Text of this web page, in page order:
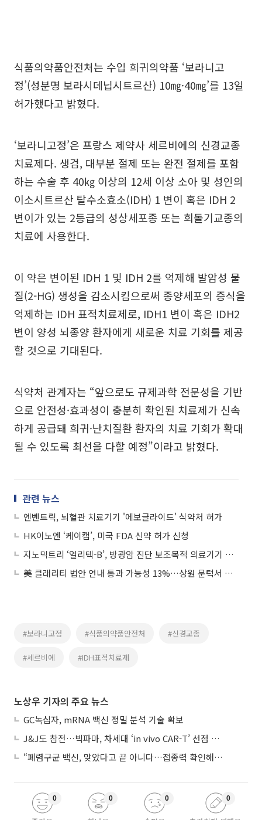
식품의약품안전처는 수입 희귀의약품 ‘보라니고
정’(성분명 보라시데닙시트르산) 10㎎·40㎎’를 13일
허가했다고 밝혔다.
‘보라니고정’은 프랑스 제약사 세르비에의 신경교종
치료제다. 생검, 대부분 절제 또는 완전 절제를 포함
하는 수술 후 40㎏ 이상의 12세 이상 소아 및 성인의
이소시트르산 탈수소효소(IDH) 1 변이 혹은 IDH 2
변이가 있는 2등급의 성상세포종 또는 희돌기교종의
치료에 사용한다.
이 약은 변이된 IDH 1 및 IDH 2를 억제해 발암성 물
질(2-HG) 생성을 감소시킴으로써 종양세포의 증식을
억제하는 IDH 표적치료제로, IDH1 변이 혹은 IDH2
변이 양성 뇌종양 환자에게 새로운 치료 기회를 제공
할 것으로 기대된다.
식약처 관계자는 “앞으로도 규제과학 전문성을 기반
으로 안전성·효과성이 충분히 확인된 치료제가 신속
하게 공급돼 희귀·난치질환 환자의 치료 기회가 확대
될 수 있도록 최선을 다할 예정”이라고 밝혔다.
관련 뉴스
엔벤트릭, 뇌혈관 치료기기 '에보글라이드' 식약처 허가
HK이노엔 ‘케이캡’, 미국 FDA 신약 허가 신청
지노믹트리 ‘얼리텍-B’, 방광암 진단 보조목적 의료기기 허가 획득
美 클래리티 법안 연내 통과 가능성 13%…상원 문턱서 제동
#보라니고정 #식품의약품안전처 #신경교종
#세르비에 #IDH표적치료제
노상우 기자의 주요 뉴스
GC녹십자, mRNA 백신 정밀 분석 기술 확보
J&J도 참전…빅파마, 차세대 ‘in vivo CAR-T’ 선점 경쟁 본격화
“폐렴구균 백신, 맞았다고 끝 아니다…접종력 확인해야”
0 0 0 0